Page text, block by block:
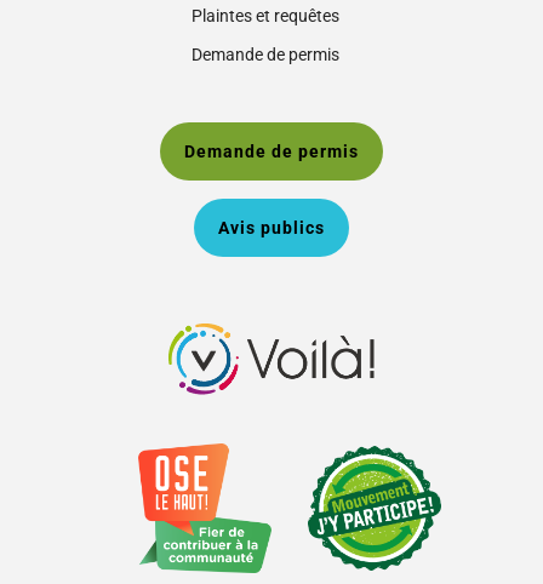
Plaintes et requêtes
Demande de permis
Demande de permis
Avis publics